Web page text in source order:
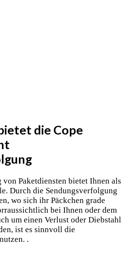
die Cope
Paketdiensten bietet Ihnen als
Durch die Sendungsverfolgung
wo sich ihr Päckchen grade
bei Ihnen oder dem
um einen Verlust oder Diebstahl
ist es sinnvoll die
.